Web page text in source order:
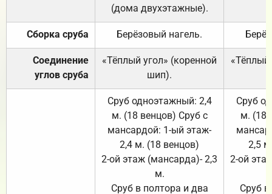
(дома двухэтажные).
Сборка сруба Берёзовый нагель.
Соединение
углов сруба
«Тёплый угол» (коренной
шип).
«Тёплый
Сруб одноэтажный: 2,4
м. (18 венцов) Сруб с
мансардой: 1-ый этаж-
2,4 м. (18 венцов)
2-ой этаж (мансарда)- 2,3
м.
Сруб в полтора и два
Сруб
м. (18
2,5
2-ой
Сруб